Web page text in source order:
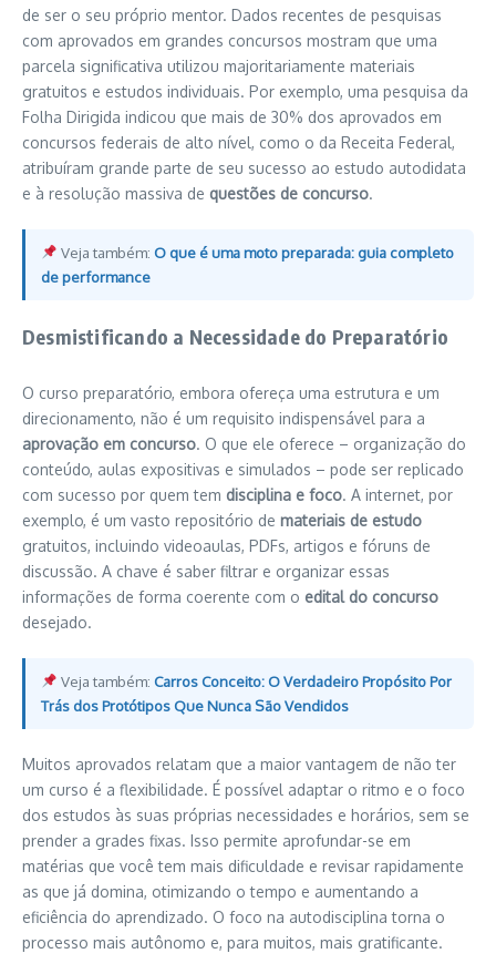
de ser o seu próprio mentor. Dados recentes de pesquisas
com aprovados em grandes concursos mostram que uma
parcela significativa utilizou majoritariamente materiais
gratuitos e estudos individuais. Por exemplo, uma pesquisa da
Folha Dirigida indicou que mais de 30% dos aprovados em
concursos federais de alto nível, como o da Receita Federal,
atribuíram grande parte de seu sucesso ao estudo autodidata
e à resolução massiva de questões de concurso.
Veja também:O que é uma moto preparada: guia completo
de performance
Desmistificando a Necessidade do Preparatório
O curso preparatório, embora ofereça uma estrutura e um
direcionamento, não é um requisito indispensável para a
aprovação em concurso. O que ele oferece – organização do
conteúdo, aulas expositivas e simulados – pode ser replicado
com sucesso por quem tem disciplina e foco. A internet, por
exemplo, é um vasto repositório de materiais de estudo
gratuitos, incluindo videoaulas, PDFs, artigos e fóruns de
discussão. A chave é saber filtrar e organizar essas
informações de forma coerente com o edital do concurso
desejado.
Veja também:Carros Conceito: O Verdadeiro Propósito Por
Trás dos Protótipos Que Nunca São Vendidos
Muitos aprovados relatam que a maior vantagem de não ter
um curso é a flexibilidade. É possível adaptar o ritmo e o foco
dos estudos às suas próprias necessidades e horários, sem se
prender a grades fixas. Isso permite aprofundar-se em
matérias que você tem mais dificuldade e revisar rapidamente
as que já domina, otimizando o tempo e aumentando a
eficiência do aprendizado. O foco na autodisciplina torna o
processo mais autônomo e, para muitos, mais gratificante.